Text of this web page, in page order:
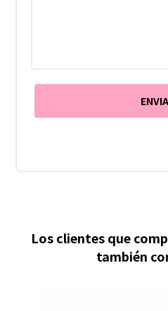
Los clientes que
también